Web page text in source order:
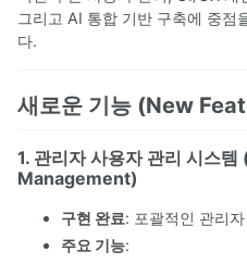
그리고 AI 통합 기반 구축에 중점
다.
새로운 기능 (New
1. 관리자 사용자 관리 시스
Management)
구현 완료: 포괄적인 관리
주요 기능: